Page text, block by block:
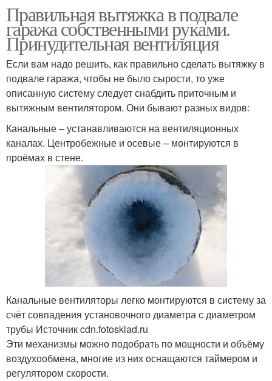
Правильная вытяжка в подвале
гаража собственными руками.
Принудительная вентиляция
Если вам надо решить, как правильно сделать вытяжку в
подвале гаража, чтобы не было сырости, то уже
описанную систему следует снабдить приточным и
вытяжным вентилятором. Они бывают разных видов:
Канальные – устанавливаются на вентиляционных
каналах. Центробежные и осевые – монтируются в
проёмах в стене.
Канальные вентиляторы легко монтируются в систему за
счёт совпадения установочного диаметра с диаметром
трубы Источник cdn.fotosklad.ru
Эти механизмы можно подобрать по мощности и объёму
воздухообмена, многие из них оснащаются таймером и
регулятором скорости.